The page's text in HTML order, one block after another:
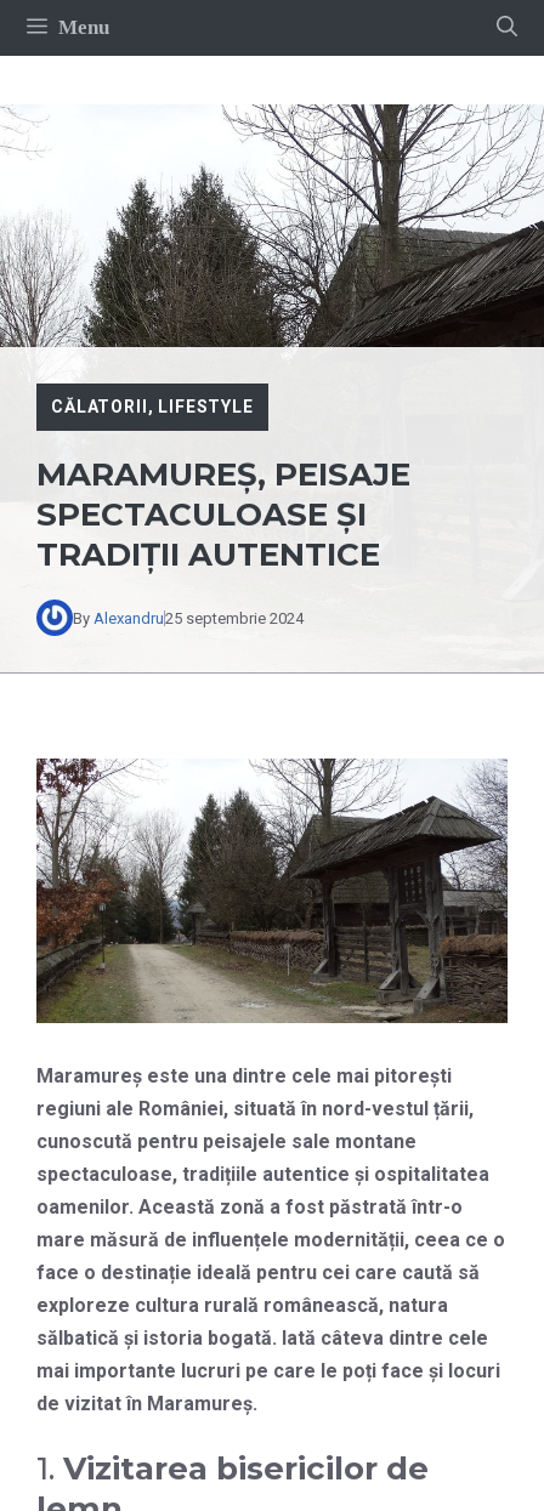
Sari
Menu
CĂLATORII , LIFESTYLE
MARAMUREȘ, PEISAJE
SPECTACULOASE ȘI
TRADIȚII AUTENTICE
By Alexandru25 septembrie 2024
Maramureș este una dintre cele mai pitorești
regiuni ale României, situată în nord-vestul țării,
cunoscută pentru peisajele sale montane
spectaculoase, tradițiile autentice și ospitalitatea
oamenilor. Această zonă a fost păstrată într-o
mare măsură de influențele modernității, ceea ce o
face o destinație ideală pentru cei care caută să
exploreze cultura rurală românească, natura
sălbatică și istoria bogată. Iată câteva dintre cele
mai importante lucruri pe care le poți face și locuri
de vizitat în Maramureș.
1. Vizitarea bisericilor de